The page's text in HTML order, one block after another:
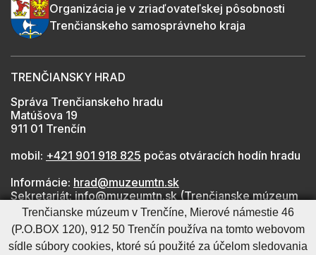
Organizácia je v zriaďovateľskej pôsobnosti
Trenčianskeho samosprávneho kraja
TRENČIANSKY HRAD
Správa Trenčianskeho hradu
Matúšova 19
911 01 Trenčín
mobil: +421 901 918 825 počas otváracích hodín hradu
Informácie: hrad@muzeumtn.sk
Sekretariát: info@muzeumtn.sk (Trenčianske múzeum
v Trenčíne)
Médiá: marketing@muzeumtn.sk
Trenčianske múzeum v Trenčíne, Mierové námestie 46
(P.O.BOX 120), 912 50 Trenčín používa na tomto webovom
sídle súbory cookies, ktoré sú použité za účelom sledovania